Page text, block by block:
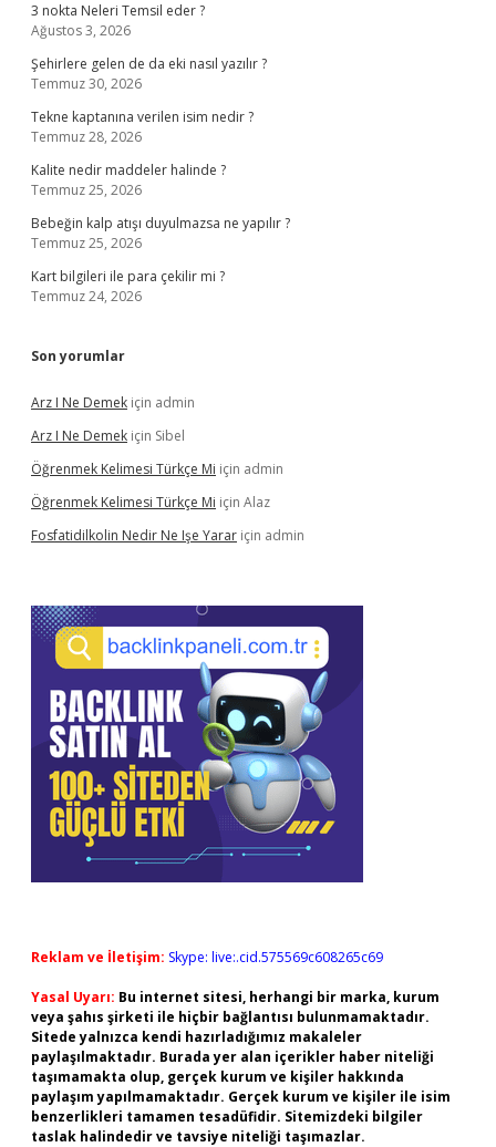
3 nokta Neleri Temsil eder ?
Ağustos 3, 2026
Şehirlere gelen de da eki nasıl yazılır ?
Temmuz 30, 2026
Tekne kaptanına verilen isim nedir ?
Temmuz 28, 2026
Kalite nedir maddeler halinde ?
Temmuz 25, 2026
Bebeğin kalp atışı duyulmazsa ne yapılır ?
Temmuz 25, 2026
Kart bilgileri ile para çekilir mi ?
Temmuz 24, 2026
Son yorumlar
Arz I Ne Demek için admin
Arz I Ne Demek için Sibel
Öğrenmek Kelimesi Türkçe Mi için admin
Öğrenmek Kelimesi Türkçe Mi için Alaz
Fosfatidilkolin Nedir Ne Işe Yarar için admin
Reklam ve İletişim: Skype: live:.cid.575569c608265c69
Yasal Uyarı: Bu internet sitesi, herhangi bir marka, kurum
veya şahıs şirketi ile hiçbir bağlantısı bulunmamaktadır.
Sitede yalnızca kendi hazırladığımız makaleler
paylaşılmaktadır. Burada yer alan içerikler haber niteliği
taşımamakta olup, gerçek kurum ve kişiler hakkında
paylaşım yapılmamaktadır. Gerçek kurum ve kişiler ile isim
benzerlikleri tamamen tesadüfidir. Sitemizdeki bilgiler
taslak halindedir ve tavsiye niteliği taşımazlar.